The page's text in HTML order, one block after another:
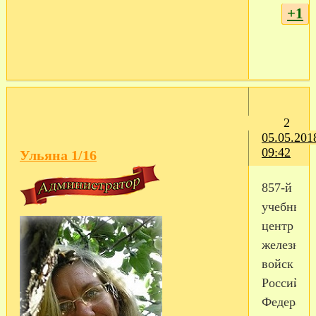
+1
2
09:42
Ульяна 1/16
857-й
учебный
центр
войск